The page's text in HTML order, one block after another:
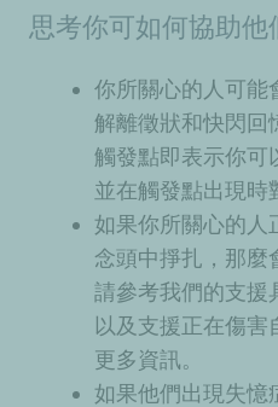
思考你可如何協助他
你所關心的人可能
解離徵狀和快閃回
觸發點即表示你可
並在觸發點出現時
如果你所關心的人
念頭中掙扎，那麼
請參考我們的支援
以及 支援正在傷害
更多資訊。
如果他們出現失憶